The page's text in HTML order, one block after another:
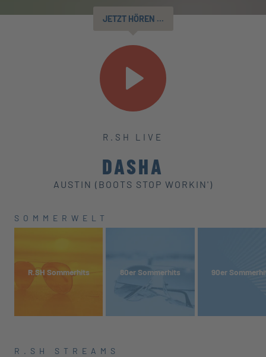
JETZT HÖREN ...
R.SH LIVE
DASHA
AUSTIN (BOOTS STOP WORKIN')
SOMMERWELT
R.SH Sommerhits 80er Sommerhits 90er
R.SH STREAMS